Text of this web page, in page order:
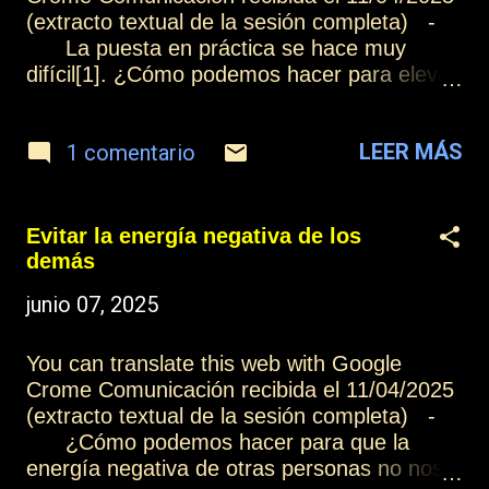
médiums inconscientes, la capacidad
intelectual del médium inconsciente es
irrelevante, lo único que realmente cuenta es
(extracto textual de la sesión completa) -
La puesta en práctica se hace muy
difícil[1]. ¿Cómo podemos hacer para elevar
puede llegar a atrapar? Desarrollando
experiencia de aprendizaje en el plano
encarnado, de que tenéis el aprendizaje del
todo lo que os está quitando la paz debéis
tenéis la oportunidad de poder seguir
aprovechando hasta que llegue un momento
en el que ya hayáis aprendido todo en este
plano en el que os encontráis, y es en ese
momento cuando encontraréis el estado de
1 comentario LEER MÁS
Evitar la energía negativa de los
demás
junio 07, 2025
You can translate this web with Google
Crome Comunicación recibida el 11/04/2025
(extracto textual de la sesión completa) -
¿Cómo podemos hacer para que la
energía negativa de otras personas no nos